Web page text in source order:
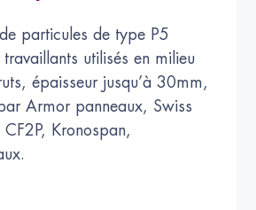
particules de type P5
travaillants utilisés en milieu
épaisseur jusqu’à 30mm,
Armor panneaux, Swiss
CF2P, Kronospan,